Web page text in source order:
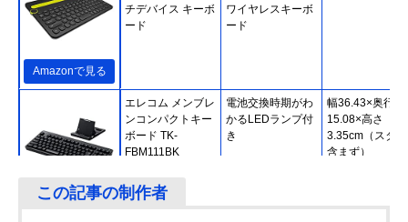
Amazonで見る
チデバイス キーボ
ード
ワイヤレスキーボ
ード
Amazonで見る
エレコム メンブレ
ンコンパクトキー
ボード TK-
FBM111BK
電池交換時期がわ
かるLEDランプ付
き
幅36.43×奥行
15.08×高さ
3.35cm（スタ
含まず）